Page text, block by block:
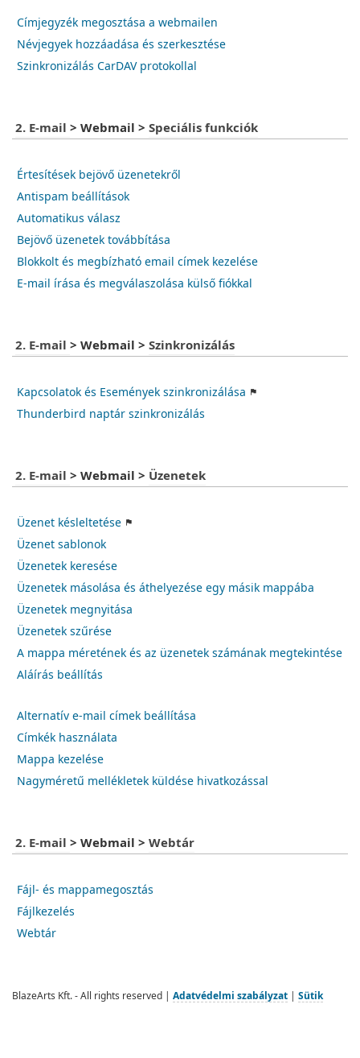
Címjegyzék megosztása a webmailen
Névjegyek hozzáadása és szerkesztése
Szinkronizálás CarDAV protokollal
2. E-mail > Webmail > Speciális funkciók
Értesítések bejövő üzenetekről
Antispam beállítások
Automatikus válasz
Bejövő üzenetek továbbítása
Blokkolt és megbízható email címek kezelése
E-mail írása és megválaszolása külső fiókkal
2. E-mail > Webmail > Szinkronizálás
Kapcsolatok és Események szinkronizálása
Thunderbird naptár szinkronizálás
2. E-mail > Webmail > Üzenetek
Üzenet késleltetése
Üzenet sablonok
Üzenetek keresése
Üzenetek másolása és áthelyezése egy másik mappába
Üzenetek megnyitása
Üzenetek szűrése
A mappa méretének és az üzenetek számának megtekintése
Aláírás beállítás
Alternatív e-mail címek beállítása
Címkék használata
Mappa kezelése
Nagyméretű mellékletek küldése hivatkozással
2. E-mail > Webmail > Webtár
Fájl- és mappamegosztás
Fájlkezelés
Webtár
BlazeArts Kft. - All rights reserved | Adatvédelmi szabályzat Sütik